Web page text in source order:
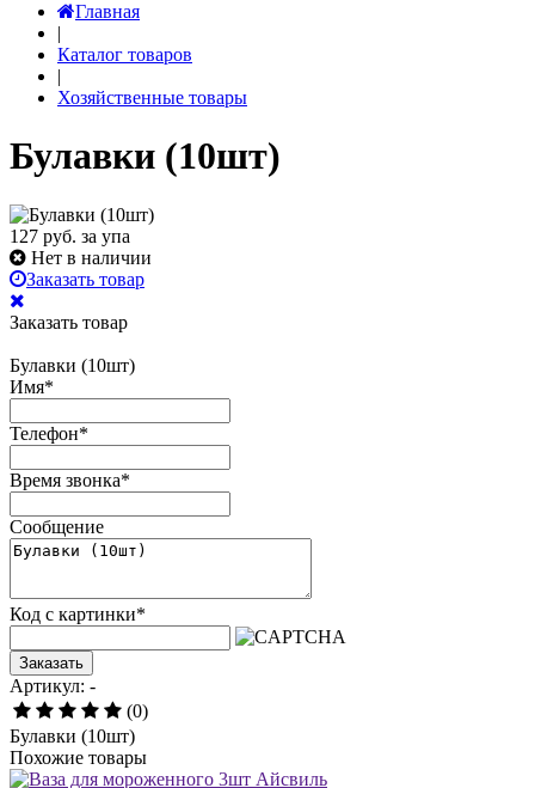
Главная
|
Каталог товаров
|
Хозяйственные товары
Булавки (10шт)
127 руб. за упа
Нет в наличии
Заказать товар
Заказать товар
Булавки (10шт)
Имя*
Телефон*
Время звонка*
Сообщение
Код с картинки*
Заказать
Артикул: -
(0)
Булавки (10шт)
Похожие товары